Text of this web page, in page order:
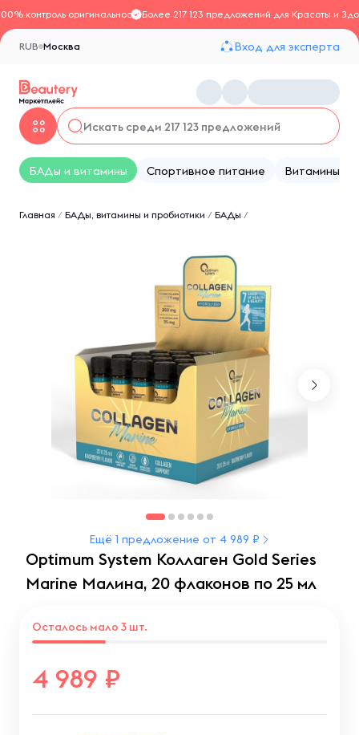
контроль оригинальностиБолее 217 123 предложений для Красоты и
Москва
RUB Вход для эксперта
БАДы и витамины Спортивное питание Витамины
Главная / БАДы, витамины и пробиотики / БАДы /
Ещё 1 предложение от 4 989 ₽
Optimum System Коллаген Gold Series
Marine Малина, 20 флаконов по 25 мл
4 989
Осталось мало 3 шт.